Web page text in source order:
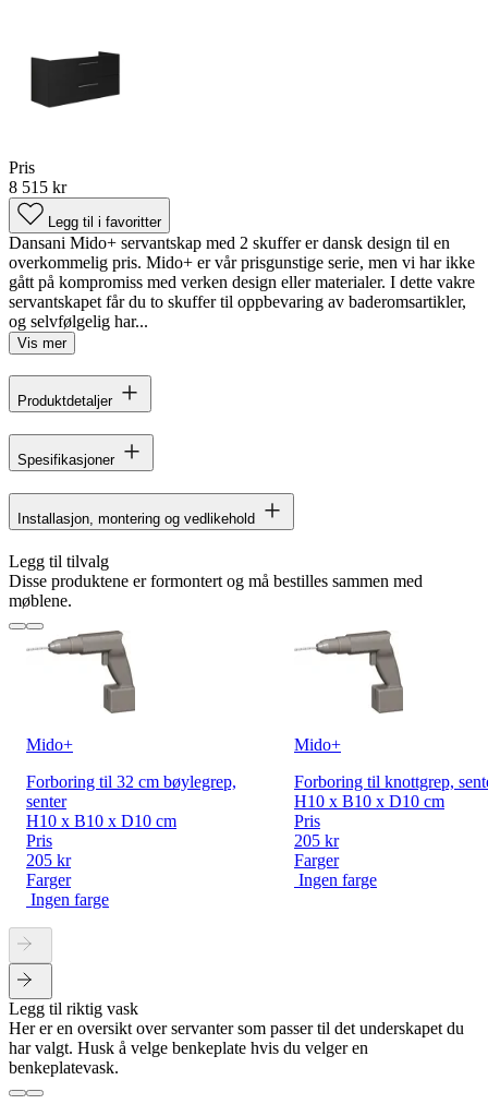
Pris
8 515 kr
Legg til i favoritter
Dansani Mido+ servantskap med 2 skuffer er dansk design til en
overkommelig pris. Mido+ er vår prisgunstige serie, men vi har ikke
gått på kompromiss med verken design eller materialer. I dette vakre
servantskapet får du to skuffer til oppbevaring av baderomsartikler,
og selvfølgelig har...
Vis mer
Produktdetaljer
Spesifikasjoner
Installasjon, montering og vedlikehold
Legg til tilvalg
Disse produktene er formontert og må bestilles sammen med
møblene.
Mido+
Forboring til 32 cm bøylegrep,
senter
H10 x B10 x D10 cm
Pris
205 kr
Farger
Ingen farge
Mido+
Forboring til knottgrep,
H10 x B10 x D10 cm
Pris
205 kr
Farger
Ingen farge
Legg til riktig vask
Her er en oversikt over servanter som passer til det underskapet du
har valgt. Husk å velge benkeplate hvis du velger en
benkeplatevask.